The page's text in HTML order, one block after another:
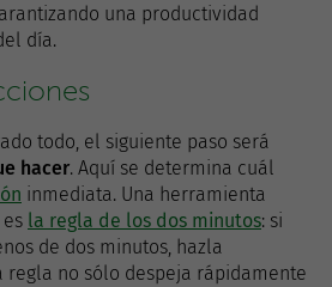
una productividad
día.
todo, el siguiente paso será
hacer. Aquí se determina cuál
inmediata. Una herramienta
la regla de los dos minutos: si
de dos minutos, hazla
regla no sólo despeja rápidamente